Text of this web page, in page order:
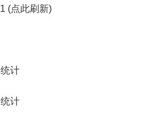
(点此刷新)
计
计